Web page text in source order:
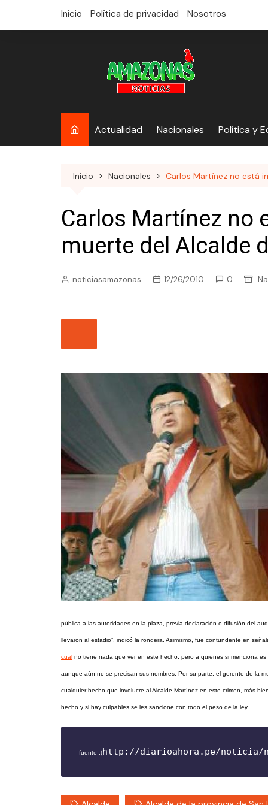
Inicio Política de privacidad Nosotros
Actualidad Nacionales Política y
Inicio Nacionales Carlos Martínez no está
Carlos Martínez no
muerte del Alcalde
noticiasamazonas 12/26/2010 0
pública a las autoridades en la plaza, previa declaración o difusión del
llevaron al estadio”, indicó la rondera. Asimismo, fue contundente en
cual no tiene nada que ver en este hecho, pero a quienes si menciona
aunque aún no se precisan sus nombres. Por su parte, el gerente de la
cualquier hecho que involucre al Alcalde Martínez en este crimen, más
hecho y si hay culpables se les sancione con todo el peso de la ley.
fuente :(http://diarioahora.pe/noticia/